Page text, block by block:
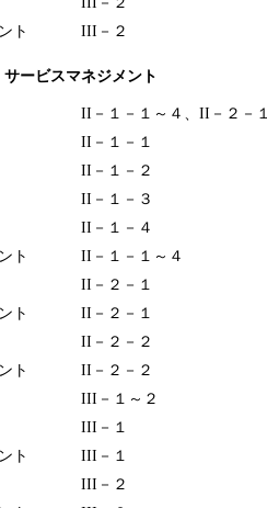
ト
III－２
ービスマネジメント
II－１－１～４、II－２－
II－１－１
II－１－２
II－１－３
II－１－４
ト
II－１－１～４
II－２－１
ト
II－２－１
II－２－２
ト
II－２－２
III－１～２
III－１
ト
III－１
III－２